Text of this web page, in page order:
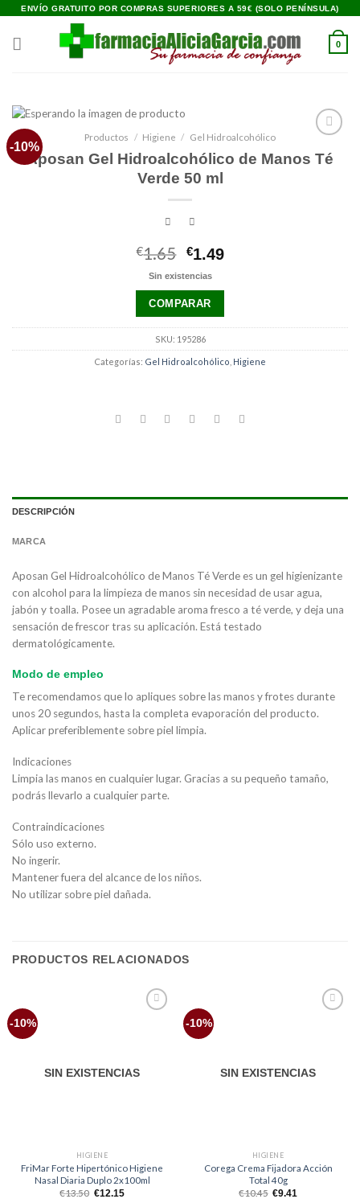
Saltar
contenido
ENVÍO GRATUITO POR COMPRAS SUPERIORES A 59€ (SOLO PENÍNSULA)
0
-10%
a la
Productos / Higiene / Gel Hidroalcohólico
Aposan Gel Hidroalcohólico de Manos Té
Verde 50 ml
€1.65 El
precio
original
era:
€1.65.
€1.49El
€1.49.
Sin existencias
COMPARAR
SKU: 195286
Categorías: Gel Hidroalcohólico Higiene
DESCRIPCIÓN
MARCA
Aposan Gel Hidroalcohólico de Manos Té Verde es un gel higienizante
con alcohol para la limpieza de manos sin necesidad de usar agua,
jabón y toalla. Posee un agradable aroma fresco a té verde, y deja una
sensación de frescor tras su aplicación. Está testado
dermatológicamente.
Modo de empleo
Te recomendamos que lo apliques sobre las manos y frotes durante
unos 20 segundos, hasta la completa evaporación del producto.
Aplicar preferiblemente sobre piel limpia.
Indicaciones
Limpia las manos en cualquier lugar. Gracias a su pequeño tamaño,
podrás llevarlo a cualquier parte.
Contraindicaciones
Sólo uso externo.
No ingerir.
Mantener fuera del alcance de los niños.
No utilizar sobre piel dañada.
PRODUCTOS RELACIONADOS
-10%
SIN EXISTENCIAS
HIGIENE
FriMar Forte Hipertónico Higiene
Nasal Diaria Duplo 2x100ml
€13.50 El
€12.15El
-10%
SIN EXISTENCIAS
HIGIENE
Corega Crema Fijadora Acción
Total 40g
€10.45 El
€9.41